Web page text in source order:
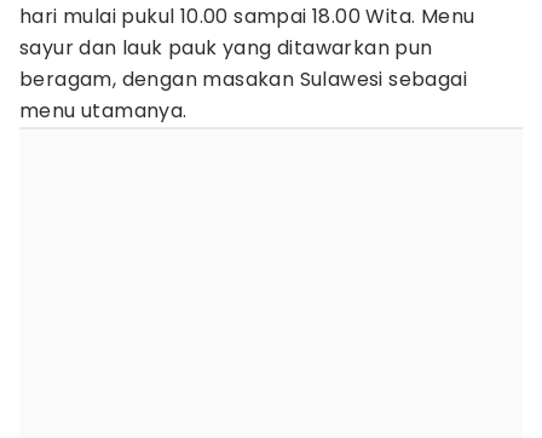
hari mulai pukul 10.00 sampai 18.00 Wita. Menu
sayur dan lauk pauk yang ditawarkan pun
beragam, dengan masakan Sulawesi sebagai
menu utamanya.